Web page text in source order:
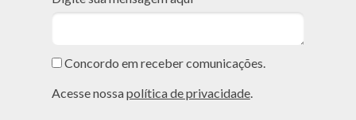
Concordo em receber comunicações.
Acesse nossapolítica de privacidade.